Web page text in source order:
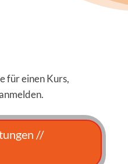
für einen Kurs,
//